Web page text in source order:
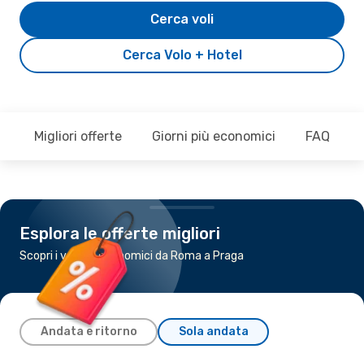
Cerca Volo + Hotel
Cerca voli
Migliori offerte Giorni più economici FAQ
Esplora le offerte migliori
Scopri i voli più economici da Roma a Praga
Andata e ritorno Sola andata